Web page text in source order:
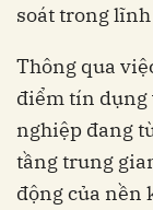
soát trong
Thông qua
điểm tín dụng
nghiệp đang
tầng trung
động của nền